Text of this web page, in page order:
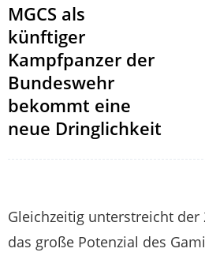
MGCS als
künftiger
Kampfpanzer der
Bundeswehr
bekommt eine
neue Dringlichkeit
Gleichzeitig unterstreicht der
das große Potenzial des